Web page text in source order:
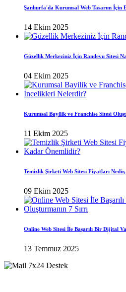
Şanlıurfa'da Kurumsal Web Tasarım
14 Ekim 2025
Güzellik Merkeziniz İçin Randevu Sitesi
04 Ekim 2025
Kurumsal Bayilik ve Franchise Sitesi
11 Ekim 2025
Temizlik Şirketi Web Sitesi Fiyatları
09 Ekim 2025
Online Web Sitesi İle Başarılı Bir Dijital
13 Temmuz 2025